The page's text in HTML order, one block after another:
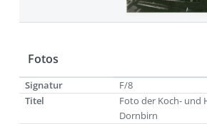
Fotos
Signatur
F/8
Titel
Foto der Koch- und
Dornbirn